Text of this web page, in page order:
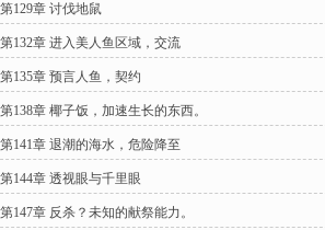
第129章 讨伐地鼠
第132章 进入美人鱼区域，交流
第135章 预言人鱼，契约
第138章 椰子饭，加速生长的东西。
第141章 退潮的海水，危险降至
第144章 透视眼与千里眼
第147章 反杀？未知的献祭能力。